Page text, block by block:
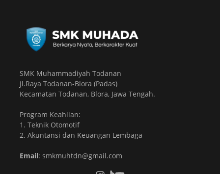
SMK Muhammadiyah Todanan
Jl.Raya Todanan-Blora (Padas)
Kecamatan Todanan, Blora, Jawa Tengah.
Program Keahlian:
1. Teknik Otomotif
2. Akuntansi dan Keuangan Lembaga
Email: smkmuhtdn@gmail.com